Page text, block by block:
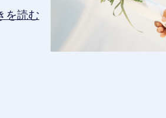
を読む